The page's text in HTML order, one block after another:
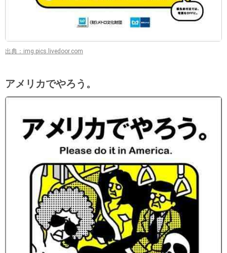
出典：img.pics.livedoor.com
アメリカでやろう。